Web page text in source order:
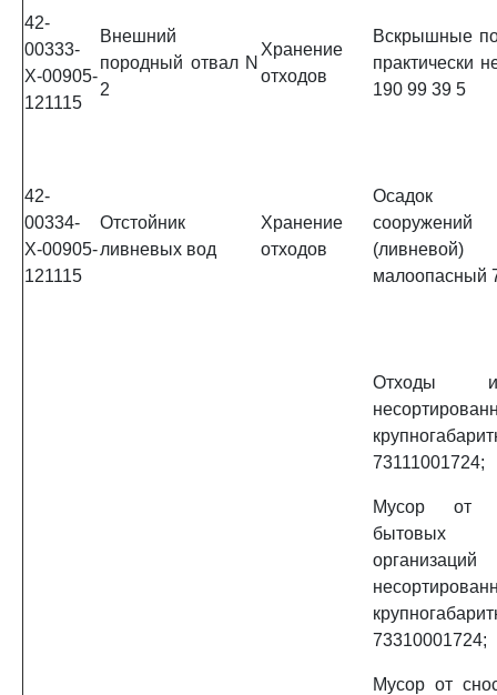
42-
00333-
Х-00905-
121115
Внешний
породный отвал N
2
Хранение
отходов
Вскрышные
практически
190 99 39 5
42-
00334-
Х-00905-
121115
Отстойник
ливневых вод
Хранение
отходов
Осадок
(ливневой)
малоопасный
Отходы
73111001724;
Мусор от
бытовых
организаций
73310001724;
Мусор от